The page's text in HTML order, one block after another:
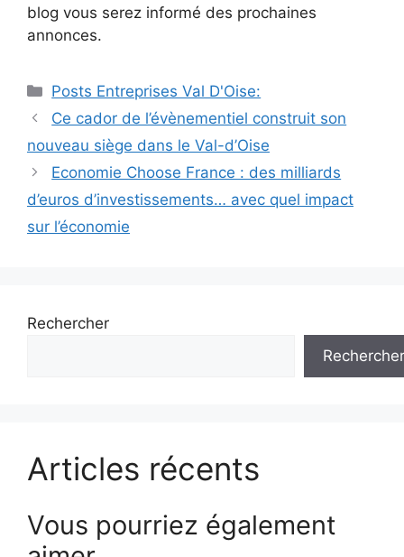
blog vous serez informé des prochaines
annonces.
Catégories
Posts Entreprises Val D'Oise:
Navigation
Ce cador de l’évènementiel construit son
nouveau siège dans le Val-d’Oise
Economie Choose France : des milliards
d’euros d’investissements… avec quel impact
sur l’économie
Rechercher
Rechercher
Articles récents
Vous pourriez également